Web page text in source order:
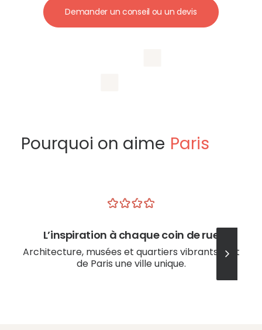
Demander un conseil ou un devis
Pourquoi on aime Paris
L’inspiration à chaque coin de rue
Architecture, musées et quartiers vibrants font
de Paris une ville unique.